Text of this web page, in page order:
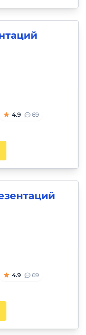
4.9 69
4.9 69